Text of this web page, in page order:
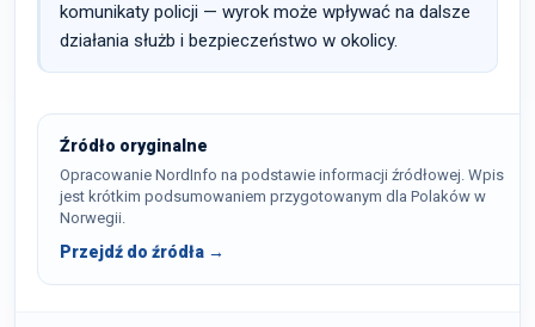
komunikaty policji — wyrok może wpływać na dalsze
działania służb i bezpieczeństwo w okolicy.
Źródło oryginalne
Opracowanie NordInfo na podstawie informacji źródłowej. Wpis
jest krótkim podsumowaniem przygotowanym dla Polaków w
Norwegii.
Przejdź do źródła →